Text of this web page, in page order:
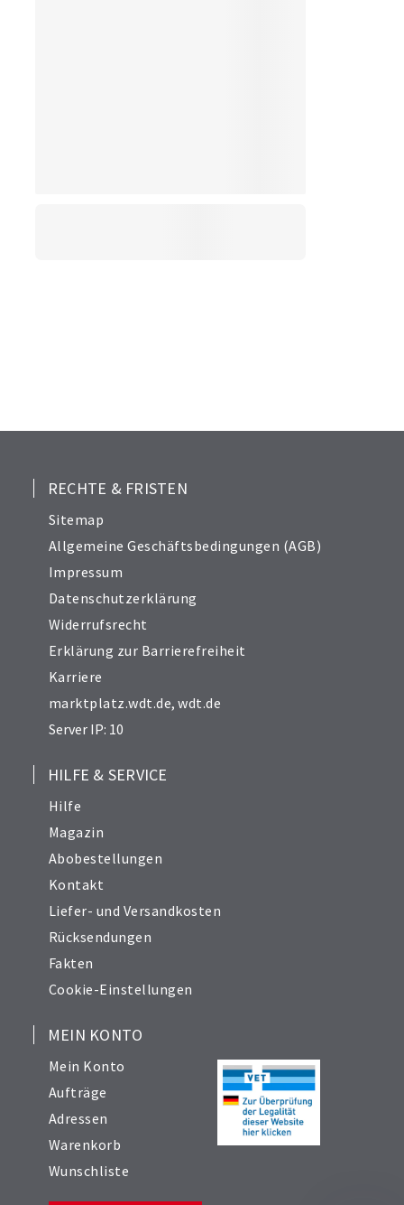
RECHTE & FRISTEN
Sitemap
Allgemeine Geschäftsbedingungen (AGB)
Impressum
Datenschutzerklärung
Widerrufsrecht
Erklärung zur Barrierefreiheit
Karriere
marktplatz.wdt.de,wdt.de
Server IP: 10
HILFE & SERVICE
Hilfe
Magazin
Abobestellungen
Kontakt
Liefer- und Versandkosten
Rücksendungen
Fakten
Cookie-Einstellungen
MEIN KONTO
Mein Konto
Aufträge
Adressen
Warenkorb
Wunschliste